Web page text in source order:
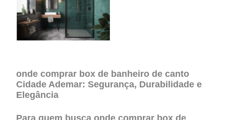
onde comprar box de banheiro de canto
Cidade Ademar: Segurança, Durabilidade e
Elegância
Para quem busca onde comprar box de